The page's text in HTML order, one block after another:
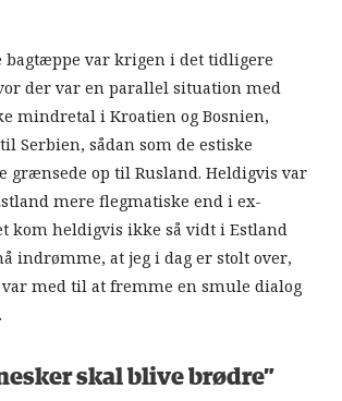
bagtæppe var krigen i det tidligere
der var en parallel situation med
mindretal i Kroatien og Bosnien,
Serbien, sådan som de estiske
grænsede op til Rusland. Heldigvis var
mere flegmatiske end i ex-
kom heldigvis ikke så vidt i Estland
indrømme, at jeg i dag er stolt over,
var med til at fremme en smule dialog
skal blive brødre”